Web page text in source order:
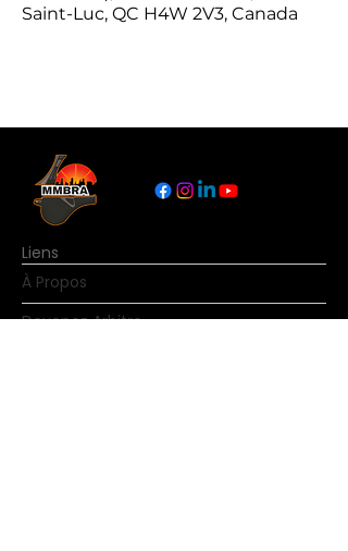
Saint-Luc, QC H4W 2V3, Canada
Liens
À Propos
Devenez Arbitre